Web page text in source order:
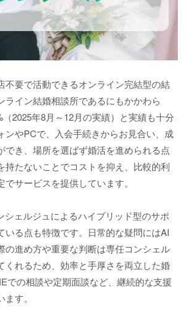
不要で活動できるオンライン完結型の結
ライン結婚相談所であるにもかかわら
2025年8月～12月の実績）と実績も十分
ンやPCで、入会手続きからお見合い、成
でき、場所を選ばず婚活を進められる点
持たないことでコストを抑え、比較的利
サービスを提供しています。
シェルジュによるハイブリッド型のサポ
いる点も特徴です。日常的な疑問にはAI
の進め方や重要な判断は専任コンシェル
くれるため、効率と手厚さを両立した婚
での相談や定期面談など、継続的な支援
す。